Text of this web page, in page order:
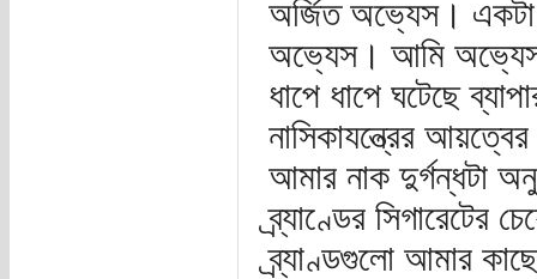
অর্জিত অভ্যেস। একটা
অভ্যেস। আমি
ধাপে ধাপে ঘটেছে
নাসিকাযন্ত্রের
আমার নাক দুর্গন্ধটা
ব্র্যাণ্ডের সিগারেটের
ব্র্যাণ্ডগুলো আমার